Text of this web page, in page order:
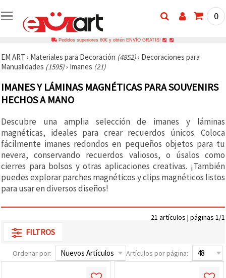
0
Pedidos superiores 60€ y obtén ENVÍO GRATIS!
EM ART › Materiales para Decoración (4852)› Decoraciones para
Manualidades (1595)› Imanes (21)
IMANES Y LÁMINAS MAGNÉTICAS PARA SOUVENIRS
HECHOS A MANO
Descubre una amplia selección de imanes y láminas
magnéticas, ideales para crear recuerdos únicos. Coloca
fácilmente imanes redondos en pequeños objetos para tu
nevera, conservando recuerdos valiosos, o úsalos como
cierres para bolsos y otras aplicaciones creativas. ¡También
puedes explorar parches magnéticos y clips magnéticos listos
para usar en diversos diseños!
21 artículos | páginas 1/1
FILTROS
Ordenar por: Artículos por página: